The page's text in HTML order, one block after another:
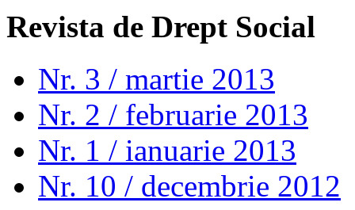
Revista de Drept Social
Nr. 3 / martie 2013
Nr. 2 / februarie 2013
Nr. 1 / ianuarie 2013
Nr. 10 / decembrie 2012